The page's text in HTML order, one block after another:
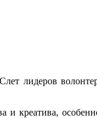
лидеров
креатива,